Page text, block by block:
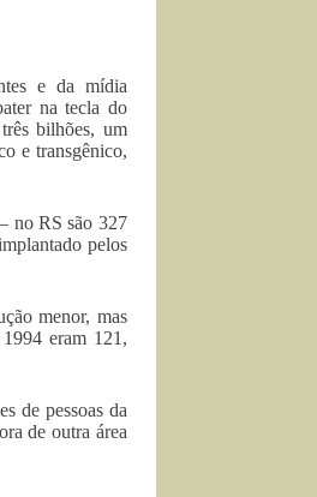
e da mídia
na tecla do
bilhões, um
e transgênico,
no RS são 327
pelos
menor, mas
eram 121,
de pessoas da
de outra área